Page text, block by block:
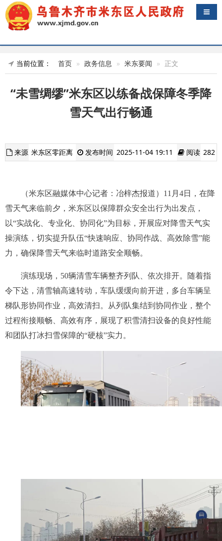
导航
当前位置： 首页 政务信息 米东要闻 正文
“未雪绸缪”米东区以练备战保障冬季降
雪天气出行畅通
来源 米东区零距离 发布时间 2025-11-04 19:11 阅读 282
（米东区融媒体中心记者：冶梓杰报道）11月4日，在降
雪天气来临前夕，米东区以保障群众安全出行为出发点，
以“实战化、专业化、协同化”为目标，开展应对降雪天气实
操演练，切实提升队伍“快速响应、协同作战、高效除雪”能
力，确保降雪天气来临时道路安全顺畅。
演练现场，50辆清雪车辆整齐列队、依次排开。随着指
令下达，清雪轴高速转动，车队缓缓向前开进，多台车辆呈
梯队形协同作业，高效清扫。从列队集结到协同作业，整个
过程衔接顺畅、高效有序，展现了积雪清扫设备的良好性能
和团队打冰扫雪保障的“硬核”实力。